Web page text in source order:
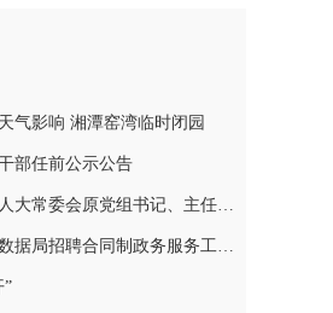
气影响 湘潭窑湾临时闭园
部任前公示公告
湖南省湘潭县人大常委会原党组书记、主任黄忠德涉嫌严重违纪违法，接受审查调查
2026年湘潭市数据局招聘合同制政务服务工作人员公告
”